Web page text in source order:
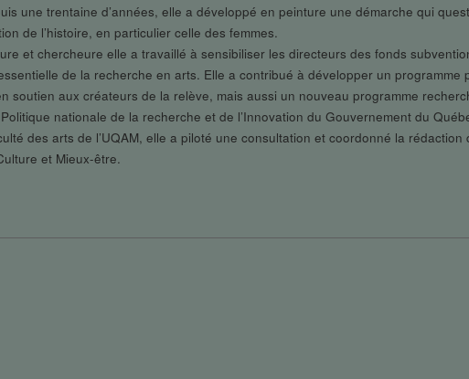
une trentaine d’années, elle a développé en peinture une démarche qui
de l’histoire, en particulier celle des femmes.
et chercheure elle a travaillé à sensibiliser les directeurs des fonds
de la recherche en arts. Elle a contribué à développer un programme
soutien aux créateurs de la relève, mais aussi un nouveau programme
nationale de la recherche et de l’Innovation du Gouvernement du
des arts de l’UQAM, elle a piloté une consultation et coordonné la rédaction
et Mieux-être.